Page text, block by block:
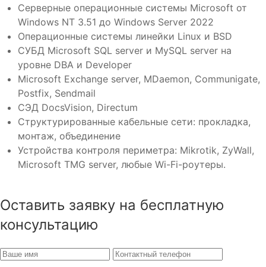
Серверные операционные системы Microsoft от
Windows NT 3.51 до Windows Server 2022
Операционные системы линейки Linux и BSD
СУБД Microsoft SQL server и MySQL server на
уровне DBA и Developer
Microsoft Exchange server, MDaemon, Communigate,
Postfix, Sendmail
СЭД DocsVision, Directum
Структурированные кабельные сети: прокладка,
монтаж, объединение
Устройства контроля периметра: Mikrotik, ZyWall,
Microsoft TMG server, любые Wi-Fi-роутеры.
Оставить заявку на бесплатную
консультацию